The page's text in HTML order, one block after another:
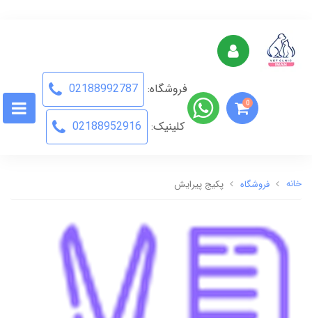
0
فروشگاه: 02188992787
کلینیک: 02188952916
خانه فروشگاه پکیج پیرایش